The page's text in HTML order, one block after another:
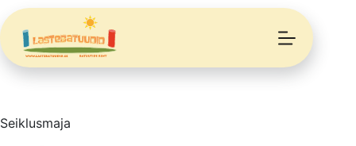
Skip
to
content
Seiklusmaja